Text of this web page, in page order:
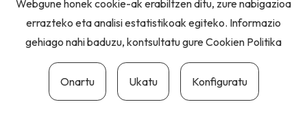
Webgune honek cookie-ak erabiltzen ditu, zure nabigazioa
errazteko eta analisi estatistikoak egiteko. Informazio
gehiago nahi baduzu, kontsultatu gureCookien Politika
Onartu Ukatu Konfiguratu